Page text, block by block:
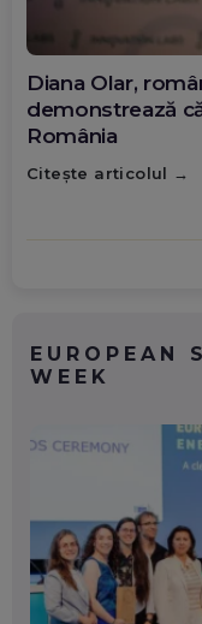
Diana Olar,
demonstrează
România
Citește articolul
EUROPEAN
WEEK